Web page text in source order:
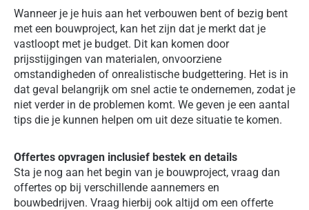
Wanneer je je huis aan het verbouwen bent of bezig bent
met een bouwproject, kan het zijn dat je merkt dat je
vastloopt met je budget. Dit kan komen door
prijsstijgingen van materialen, onvoorziene
omstandigheden of onrealistische budgettering. Het is in
dat geval belangrijk om snel actie te ondernemen, zodat je
niet verder in de problemen komt. We geven je een aantal
tips die je kunnen helpen om uit deze situatie te komen.
Offertes opvragen inclusief bestek en details
Sta je nog aan het begin van je bouwproject, vraag dan
offertes op bij verschillende aannemers en
bouwbedrijven. Vraag hierbij ook altijd om een offerte